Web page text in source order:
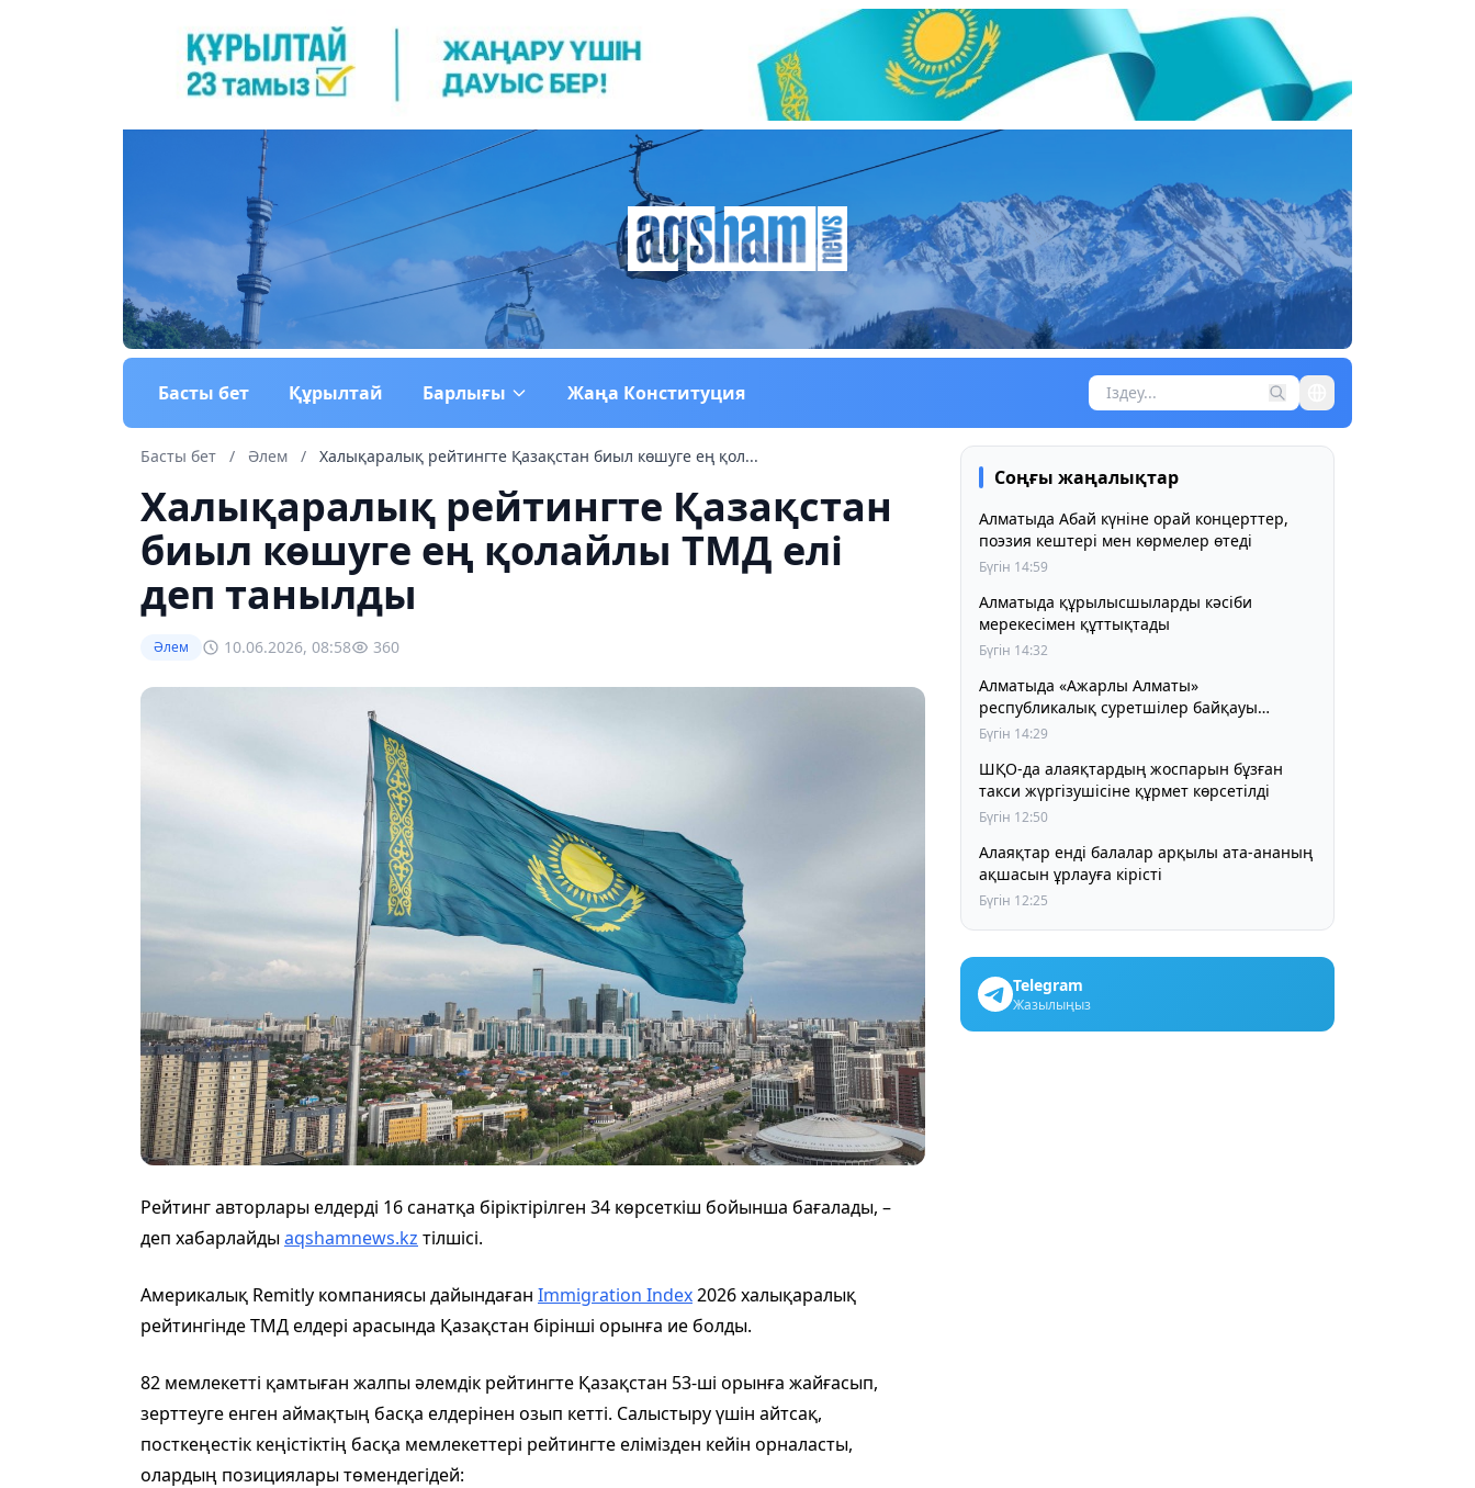
Басты бет Құрылтай Барлығы Жаңа Конституция
Басты бет / Әлем / Халықаралық рейтингте Қазақстан биыл көшуге ең қол...
Халықаралық рейтингте Қазақстан
биыл көшуге ең қолайлы ТМД елі
деп танылды
Әлем 10.06.2026, 08:58 360
Рейтинг авторлары елдерді 16 санатқа біріктірілген 34 көрсеткіш бойынша бағалады, –
деп хабарлайдыaqshamnews.kz тілшісі.
Америкалық Remitly компаниясы дайындаған Immigration Index2026 халықаралық
рейтингінде ТМД елдері арасында Қазақстан бірінші орынға ие болды.
82 мемлекетті қамтыған жалпы әлемдік рейтингте Қазақстан 53-ші орынға жайғасып,
зерттеуге енген аймақтың басқа елдерінен озып кетті. Салыстыру үшін айтсақ,
посткеңестік кеңістіктің басқа мемлекеттері рейтингте елімізден кейін орналасты,
олардың позициялары төмендегідей:
Соңғы жаңалықтар
Алматыда Абай күніне орай концерттер,
поэзия кештері мен көрмелер өтеді
Бүгін 14:59
Алматыда құрылысшыларды кәсіби
мерекесімен құттықтады
Бүгін 14:32
Алматыда «Ажарлы Алматы»
республикалық суретшілер байқауы
басталды
Бүгін 14:29
ШҚО-да алаяқтардың жоспарын бұзған
такси жүргізушісіне құрмет көрсетілді
Бүгін 12:50
Алаяқтар енді балалар арқылы ата-ананың
ақшасын ұрлауға кірісті
Бүгін 12:25
Telegram
Жазылыңыз